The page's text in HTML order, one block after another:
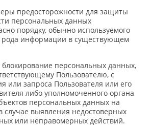
предосторожности для защиты
персональных данных
порядку, обычно используемого
рода информации в существующем
персональных данных,
Пользователю, с
или запроса Пользователя или его
либо уполномоченного органа
персональных данных на
случае выявления недостоверных
или неправомерных действий.